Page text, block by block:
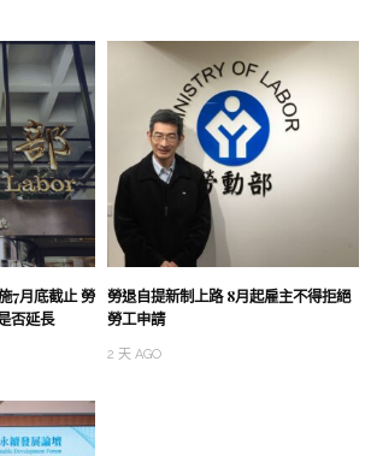
7月底截止 勞
否延長
勞退自提新制上路 8月起雇主不得拒絕
勞工申請
2 天 AGO